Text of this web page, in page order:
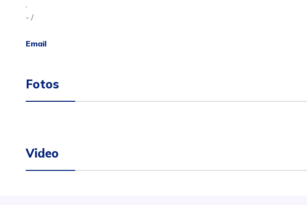
,
- /
Email
Fotos
Video